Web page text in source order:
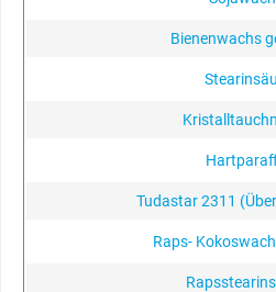
Bienenwachs
Tudastar 2311
Raps-